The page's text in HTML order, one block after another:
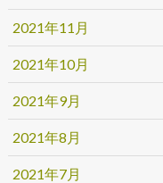
2021年11月
2021年10月
2021年9月
2021年8月
2021年7月